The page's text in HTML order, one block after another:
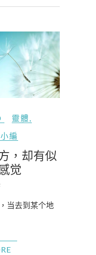
靈體 ,
編
，却有似
觉
当去到某个地